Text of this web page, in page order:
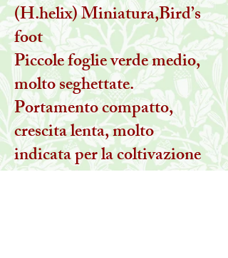
(H.helix) Miniatura,Bird’s
foot
Piccole foglie verde medio,
molto seghettate.
Portamento compatto,
crescita lenta, molto
indicata per la coltivazione
in vaso. Rustica.